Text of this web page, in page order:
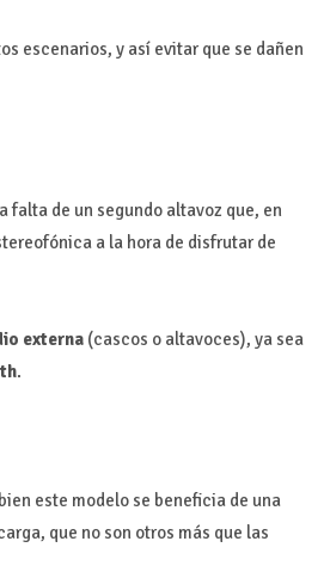
escenarios, y así evitar que se dañen
falta de un segundo altavoz que, en
a la hora de disfrutar de
externa(cascos o altavoces), ya sea
.
este modelo se beneficia de una
que no son otros más que las